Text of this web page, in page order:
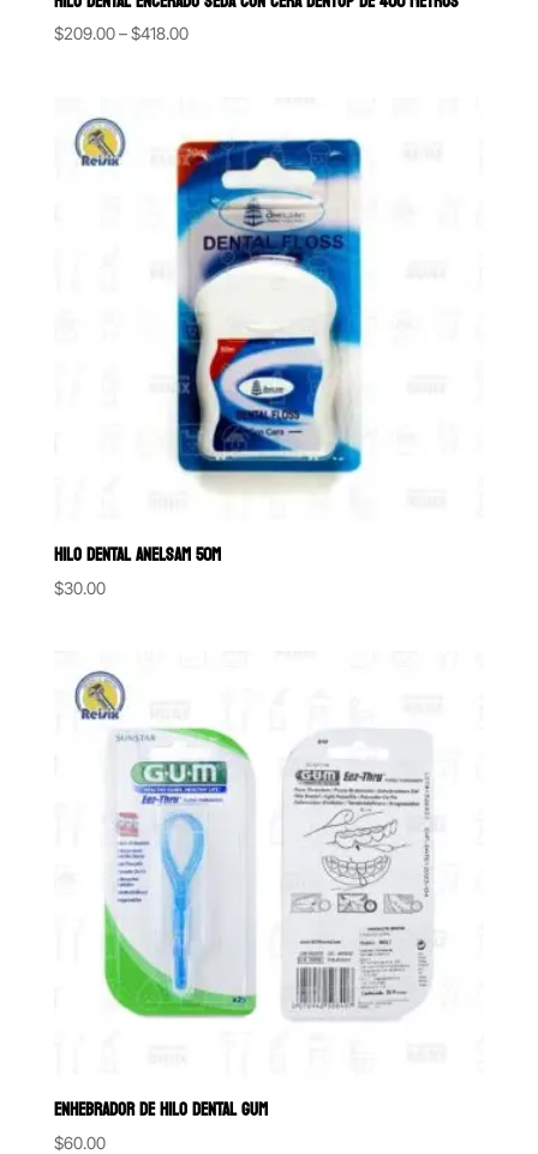
$209.00–$418.00Price
$418.00
HILO DENTAL ANELSAM 50M
$30.00
ENHEBRADOR DE HILO DENTAL GUM
$60.00